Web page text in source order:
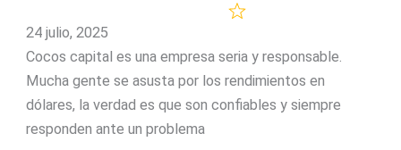
24 julio, 2025
Cocos capital es una empresa seria y responsable.
Mucha gente se asusta por los rendimientos en
dólares, la verdad es que son confiables y siempre
responden ante un problema